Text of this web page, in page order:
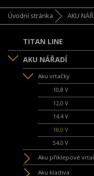
Úvodní stránka AKU
TITAN LINE
AKU NÁŘADÍ
Aku vrtačky
10,8 V
12,0 V
14,4 V
18,0 V
54,0 V
Aku příklepové
Aku kladiva